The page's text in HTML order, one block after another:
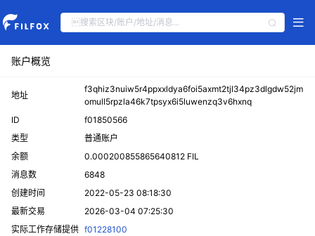
账户概览
地址
f3qhiz3nuiw5r4ppxxldya6foi5axmt2tjl34pz3dlgdw52jm
omull5rpzla46k7tpsyx6i5luwenzq3v6hxnq
ID
f01850566
类型
普通账户
余额
0.000200855865640812 FIL
消息数
6848
创建时间
2022-05-23 08:18:30
最新交易
2026-03-04 07:25:30
实际工作存储提供 f01228100